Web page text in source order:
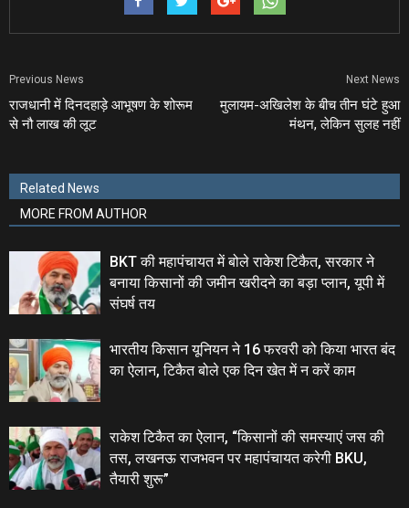
Previous News
राजधानी में दिनदहाड़े आभूषण के शोरूम
से नौ लाख की लूट
Next News
मुलायम-अखिलेश के बीच तीन घंटे हुआ
मंथन, लेकिन सुलह नहीं
Related News
MORE FROM AUTHOR
BKT की महापंचायत में बोले राकेश टिकैत, सरकार ने
बनाया किसानों की जमीन खरीदने का बड़ा प्लान, यूपी में
संघर्ष तय
भारतीय किसान यूनियन ने 16 फरवरी को किया भारत बंद
का ऐलान, टिकैत बोले एक दिन खेत में न करें काम
राकेश टिकैत का ऐलान, “किसानों की समस्‍याएं जस की
तस, लखनऊ राजभवन पर महापंचायत करेगी BKU,
तैयारी शुरू”